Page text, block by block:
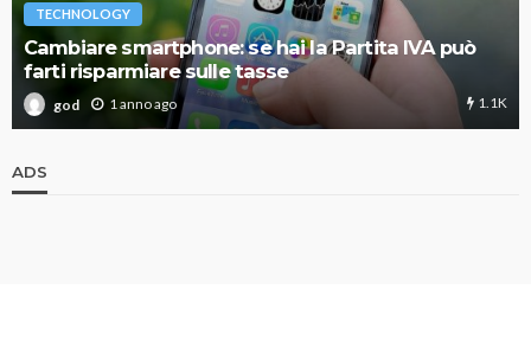
TECHNOLOGY
Cambiare smartphone: se hai la Partita IVA può
farti risparmiare sulle tasse
god 1 anno ago 1.1K
ADS